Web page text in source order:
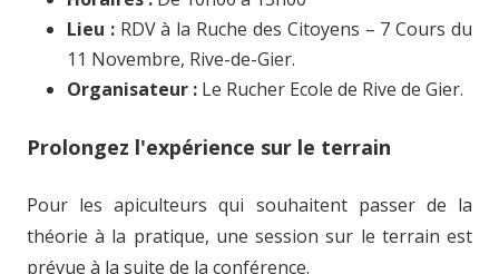
Lieu :RDV à la Ruche des Citoyens – 7 Cours du
11 Novembre, Rive-de-Gier.
Organisateur : Le Rucher Ecole de Rive de Gier.
Prolongez l'expérience sur le terrain
Pour les apiculteurs qui souhaitent passer de la
théorie à la pratique, une session sur le terrain est
prévue à la suite de la conférence.